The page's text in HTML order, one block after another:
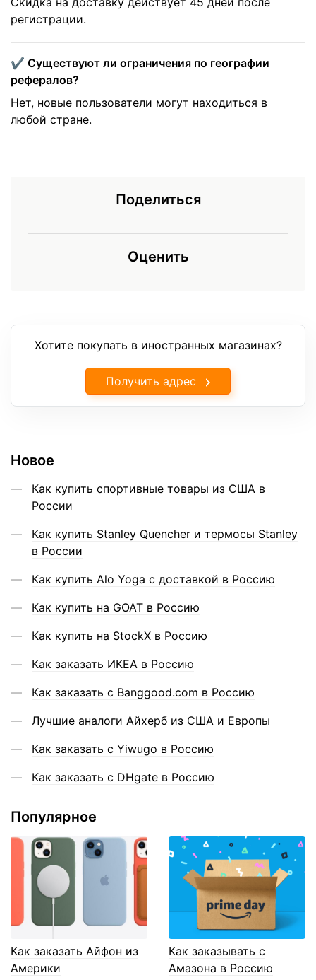
регистрации.
✔️ Существуют ли ограничения по географии
рефералов?
Нет, новые пользователи могут находиться в
любой стране.
Поделиться
Оценить
Хотите покупать в иностранных магазинах?
Получить адрес
Новое
Как купить спортивные товары из США в
России
Как купить Stanley Quencher и термосы Stanley
в России
Как купить Alo Yoga с доставкой в Россию
Как купить на GOAT в Россию
Как купить на StockX в Россию
Как заказать ИКЕА в Россию
Как заказать с Banggood.com в Россию
Лучшие аналоги Айхерб из США и Европы
Как заказать с Yiwugo в Россию
Как заказать с DHgate в Россию
Популярное
Как заказать Айфон из
Америки
Как заказывать с
Амазона в Россию